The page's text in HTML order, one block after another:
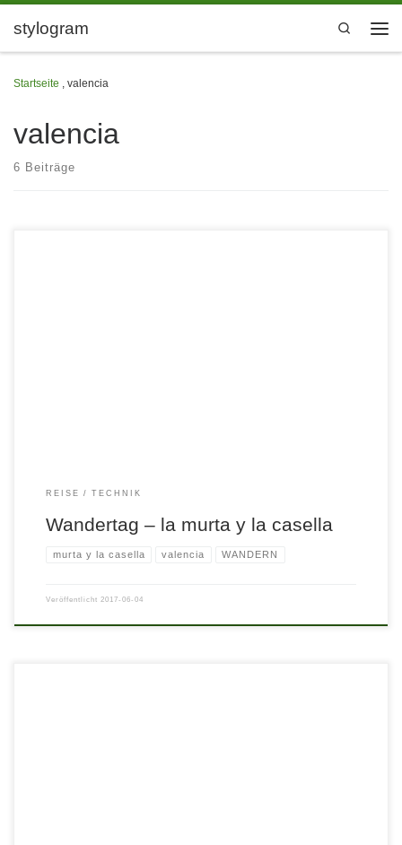
Zum Inhalt springen
stylogram
Search
Startseite , valencia
valencia
6 Beiträge
REISE TECHNIK
Wandertag – la murta y la casella
murta y la casella valencia WANDERN
Veröffentlicht 2017-06-04